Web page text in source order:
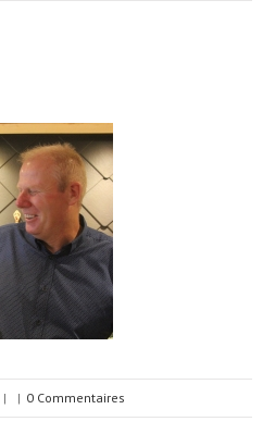
| | 0 Commentaires